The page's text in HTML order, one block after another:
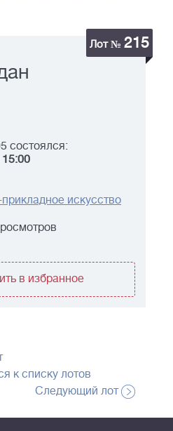
Лот № 215
состоялся:
искусство
в избранное
к списку лотов
Следующий лот